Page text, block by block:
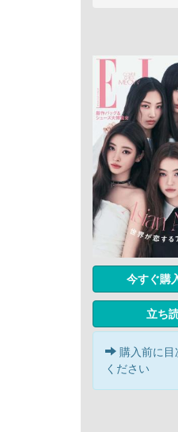
今すぐ購
立ち
購入前に目
ください